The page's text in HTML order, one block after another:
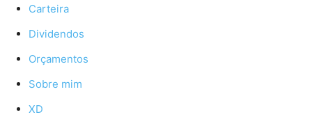
Carteira
Dividendos
Orçamentos
Sobre mim
XD